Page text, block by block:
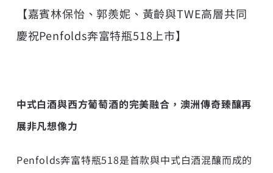
【嘉賓林保怡、郭羨妮、黃齡與TWE高層共同
慶祝Penfolds奔富特瓶518上市】
中式白酒與西方葡萄酒的完美融合，澳洲傳奇臻釀再
展非凡想像力
Penfolds奔富特瓶518是首款與中式白酒混釀而成的